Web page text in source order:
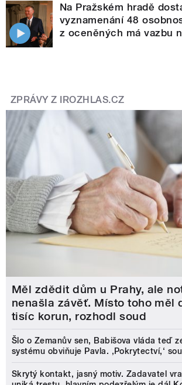
Na Pražském hradě
vyznamenání 48
z oceněných má vazbu
ZPRÁVY Z IROZHLAS.CZ
Měl zdědit dům u Prahy, ale
nenašla závěť. Místo toho měl
tisíc korun, rozhodl soud
Šlo o Zemanův sen, Babišova vláda teď
systému obviňuje Pavla. ‚Pokrytectví,‘
Skrytý kontakt, jasný motiv. Zadavatel